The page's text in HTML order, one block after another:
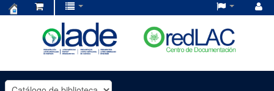
OLADE